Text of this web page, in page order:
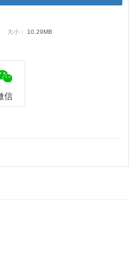
V
i
d
e
大小： 10.29MB
信